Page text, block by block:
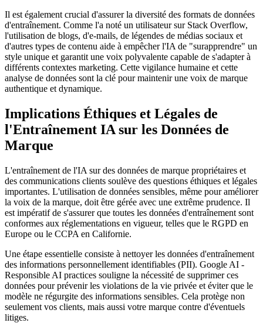
Il est également crucial d'assurer la diversité des formats de données
d'entraînement. Comme l'a noté un utilisateur sur Stack Overflow,
l'utilisation de blogs, d'e-mails, de légendes de médias sociaux et
d'autres types de contenu aide à empêcher l'IA de "surapprendre" un
style unique et garantit une voix polyvalente capable de s'adapter à
différents contextes marketing. Cette vigilance humaine et cette
analyse de données sont la clé pour maintenir une voix de marque
authentique et dynamique.
Implications Éthiques et Légales de
l'Entraînement IA sur les Données de
Marque
L'entraînement de l'IA sur des données de marque propriétaires et
des communications clients soulève des questions éthiques et légales
importantes. L'utilisation de données sensibles, même pour améliorer
la voix de la marque, doit être gérée avec une extrême prudence. Il
est impératif de s'assurer que toutes les données d'entraînement sont
conformes aux réglementations en vigueur, telles que le RGPD en
Europe ou le CCPA en Californie.
Une étape essentielle consiste à nettoyer les données d'entraînement
des informations personnellement identifiables (PII). Google AI -
Responsible AI practices souligne la nécessité de supprimer ces
données pour prévenir les violations de la vie privée et éviter que le
modèle ne régurgite des informations sensibles. Cela protège non
seulement vos clients, mais aussi votre marque contre d'éventuels
litiges.